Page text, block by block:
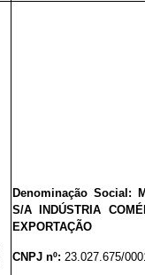
Denominação Social:
S/A INDÚSTRIA
EXPORTAÇÃO
CNPJ nº:23.027.675/